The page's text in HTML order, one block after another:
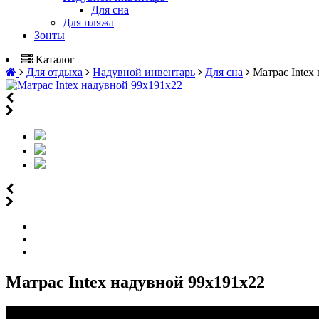
Для сна
Для пляжа
Зонты
Каталог
Для отдыха
Надувной инвентарь Для сна Матрас Intex
Матрас Intex надувной 99х191х22